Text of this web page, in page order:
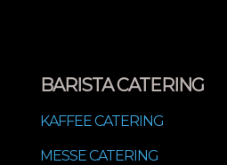
BARISTA CATERING
KAFFEE CATERING
MESSE CATERING